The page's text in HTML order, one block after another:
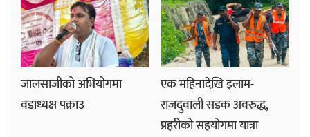
जालसाजीको अभियोगमा
वडाध्यक्ष पक्राउ
एक महिनादेखि इलाम-
राजदुवाली सडक अवरुद्ध,
प्रहरीको सहयोगमा यात्रा